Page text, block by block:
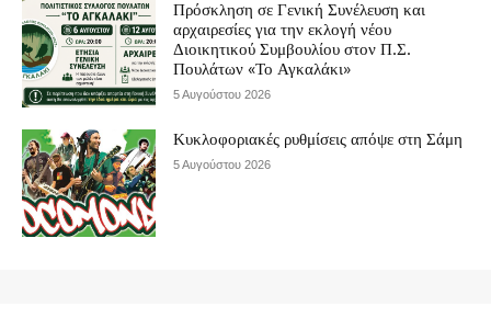
Πρόσκληση σε Γενική Συνέλευση και
αρχαιρεσίες για την εκλογή νέου
Διοικητικού Συμβουλίου στον Π.Σ.
Πουλάτων «Το Αγκαλάκι»
5 Αυγούστου 2026
Κυκλοφοριακές ρυθμίσεις απόψε στη Σάμη
5 Αυγούστου 2026